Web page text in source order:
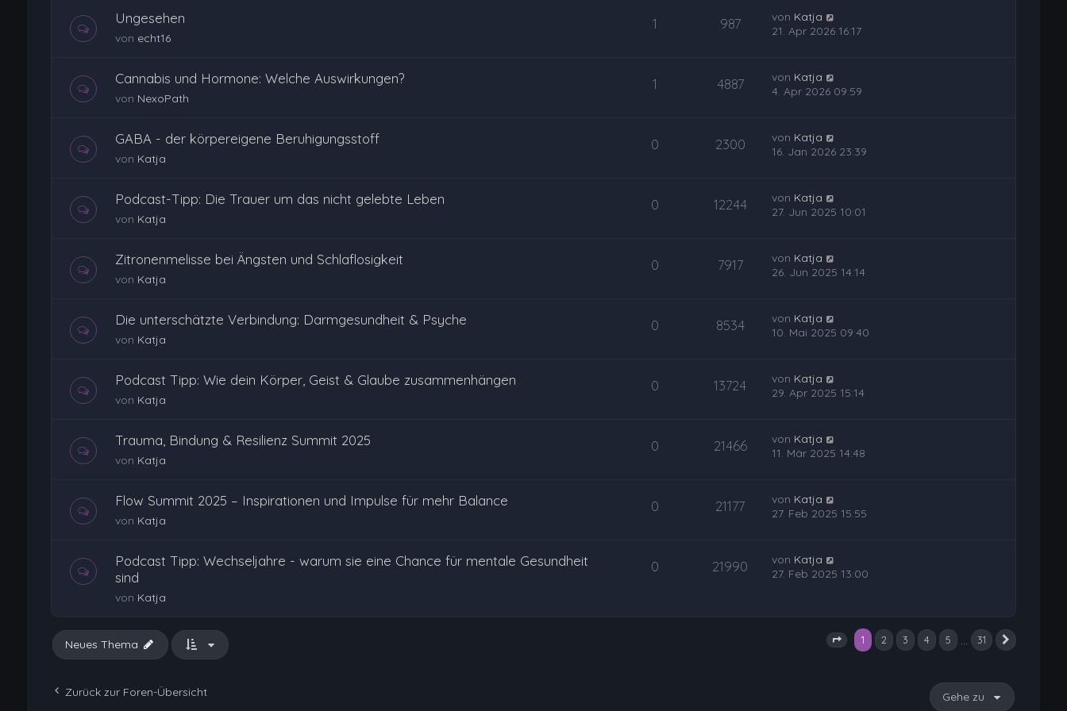
Ungesehen
von echt16
1 987 von Katja
21. Apr 2026 16:17
Cannabis und Hormone: Welche Auswirkungen?
von NexoPath
1 4887 von Katja
4. Apr 2026 09:59
GABA - der körpereigene Beruhigungsstoff
von Katja
0 2300 von Katja
16. Jan 2026 23:39
Podcast-Tipp: Die Trauer um das nicht gelebte Leben
von Katja
0 12244 von Katja
27. Jun 2025 10:01
Zitronenmelisse bei Ängsten und Schlaflosigkeit
von Katja
0 7917 von Katja
26. Jun 2025 14:14
Die unterschätzte Verbindung: Darmgesundheit & Psyche
von Katja
0 8534 von Katja
10. Mai 2025 09:40
Podcast Tipp: Wie dein Körper, Geist & Glaube zusammenhängen
von Katja
0 13724 von Katja
29. Apr 2025 15:14
Trauma, Bindung & Resilienz Summit 2025
von Katja
0 21466 von Katja
11. Mär 2025 14:48
Flow Summit 2025 – Inspirationen und Impulse für mehr Balance
von Katja
0 21177 von Katja
27. Feb 2025 15:55
Podcast Tipp: Wechseljahre - warum sie eine Chance für mentale Gesundheit
sind
von Katja
0 21990 von Katja
27. Feb 2025 13:00
Seite 1 von 31
1 2 3 4 5 31
Neues Thema
Zurück zur Foren-Übersicht Gehe zu